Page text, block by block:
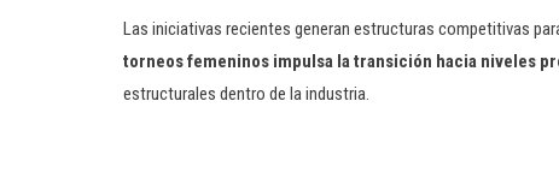
Las iniciativas recientes generan estructuras competitivas
torneos femeninos impulsa la transición hacia niveles
estructurales dentro de la industria.